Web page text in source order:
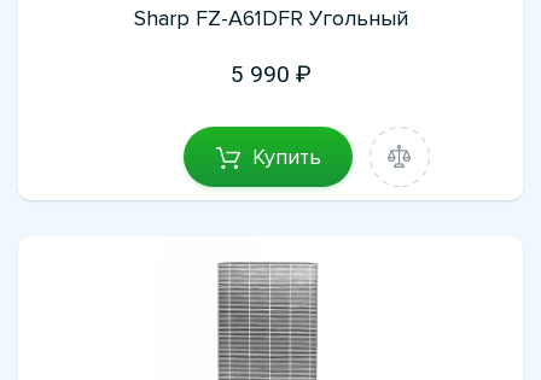
Sharp FZ-A61DFR Угольный
5 990
Купить